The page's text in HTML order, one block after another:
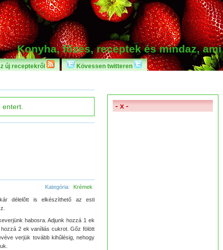
Konyha, főzés, receptek és mindaz,
új receptekről Kövessen twitteren
Kategória: Krémek
délelőtt is elkészíthető az esti
habosra. Adjunk hozzá 1 ek
2 ek vaníliás cukrot. Gőz fölött
verjük tovább kihűlésig, nehogy
- x -